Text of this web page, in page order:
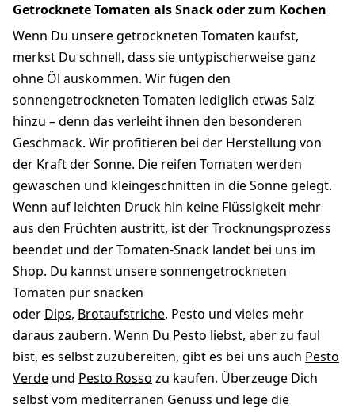
Getrocknete Tomaten als Snack oder zum Kochen
Wenn Du unsere getrockneten Tomaten kaufst,
merkst Du schnell, dass sie untypischerweise ganz
ohne Öl auskommen. Wir fügen den
sonnengetrockneten Tomaten lediglich etwas Salz
hinzu – denn das verleiht ihnen den besonderen
Geschmack. Wir profitieren bei der Herstellung von
der Kraft der Sonne. Die reifen Tomaten werden
gewaschen und kleingeschnitten in die Sonne gelegt.
Wenn auf leichten Druck hin keine Flüssigkeit mehr
aus den Früchten austritt, ist der Trocknungsprozess
beendet und der Tomaten-Snack landet bei uns im
Shop. Du kannst unsere sonnengetrockneten
Tomaten pur snacken
oder Dips, Brotaufstriche, Pesto und vieles mehr
daraus zaubern. Wenn Du Pesto liebst, aber zu faul
bist, es selbst zuzubereiten, gibt es bei uns auch Pesto
Verde und Pesto Rosso zu kaufen. Überzeuge Dich
selbst vom mediterranen Genuss und lege die